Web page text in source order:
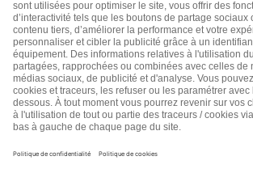
Accueil
Politique de confidentialité
Cookies